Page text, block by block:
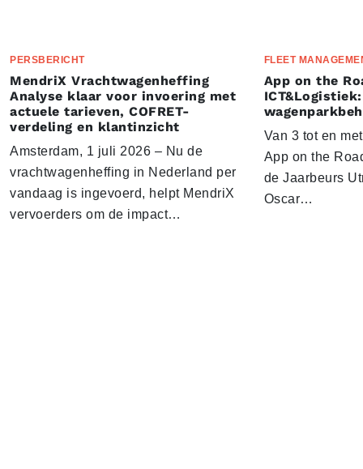
PERSBERICHT
MendriX Vrachtwagenheffing
Analyse klaar voor invoering met
actuele tarieven, COFRET-
verdeling en klantinzicht
Amsterdam, 1 juli 2026 – Nu de
vrachtwagenheffing in Nederland per
vandaag is ingevoerd, helpt MendriX
vervoerders om de impact…
FLEET
App on the
Van 3 tot en
App on the
de Jaarbeurs
Oscar…